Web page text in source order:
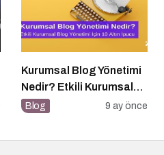
Kurumsal Blog Yönetimi
Nedir? Etkili Kurumsal
Blog Yönetimi için 10
Blog 9 ay önce